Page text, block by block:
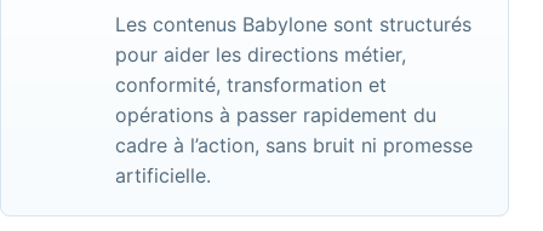
Les contenus Babylone sont structurés
pour aider les directions métier,
conformité, transformation et
opérations à passer rapidement du
cadre à l’action, sans bruit ni promesse
artificielle.